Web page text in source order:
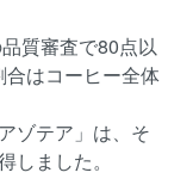
質審査で80点以
はコーヒー全体
ゾテア」は、そ
ました。